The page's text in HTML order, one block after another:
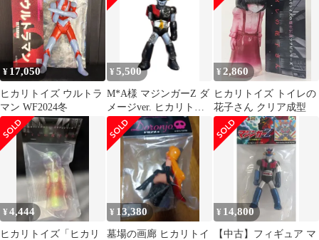
¥ 17,050
ヒカリトイズ ウルトラ
マン WF2024冬
¥5,500
M*A様 マジンガーZ ダ
メージver. ヒカリトイ
ズ ソフビ
¥2,860
ヒカリトイズ トイレの
花子さん クリア成型
¥4,444
ヒカリトイズ「ヒカリ
¥ 13,380
墓場の画廊 ヒカリトイ
¥ 14,800
【中古】フィギュア マ